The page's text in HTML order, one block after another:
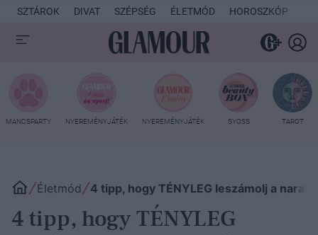
SZTÁROK DIVAT SZÉPSÉG ÉLETMÓD HOROSZKÓP
MANCSPARTY NYEREMÉNYJÁTÉK NYEREMÉNYJÁTÉK SYOSS TAROT
Életmód 4 tipp, hogy TÉNYLEG leszámolj a
4 tipp, hogy TÉNYLEG